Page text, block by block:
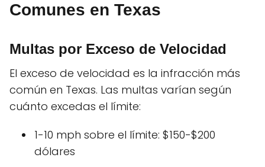
Comunes en Texas
Multas por Exceso de Velocidad
El exceso de velocidad es la infracción más
común en Texas. Las multas varían según
cuánto excedas el límite:
1-10 mph sobre el límite: $150-$200
dólares